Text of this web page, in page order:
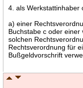
4. als Werkstattinhaber
a) einer
Buchstabe c oder
solchen
Rechtsverordnung für
Bußgeldvorschrift